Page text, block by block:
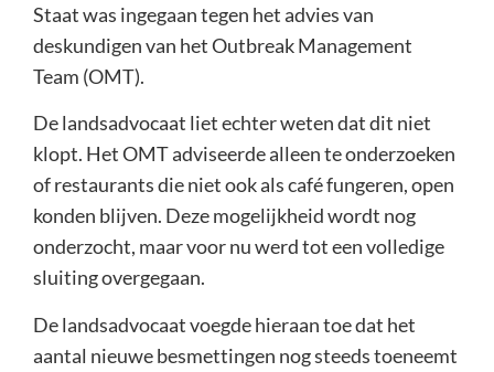
Staat was ingegaan tegen het advies van
deskundigen van het Outbreak Management
Team (OMT).
De landsadvocaat liet echter weten dat dit niet
klopt. Het OMT adviseerde alleen te onderzoeken
of restaurants die niet ook als café fungeren, open
konden blijven. Deze mogelijkheid wordt nog
onderzocht, maar voor nu werd tot een volledige
sluiting overgegaan.
De landsadvocaat voegde hieraan toe dat het
aantal nieuwe besmettingen nog steeds toeneemt